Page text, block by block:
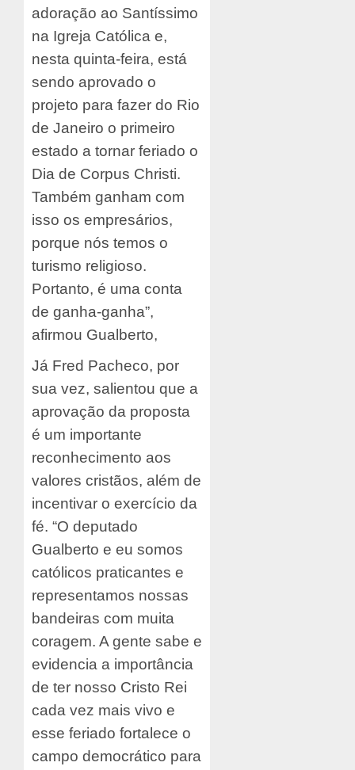
adoração ao Santíssimo
na Igreja Católica e,
nesta quinta-feira, está
sendo aprovado o
projeto para fazer do Rio
de Janeiro o primeiro
estado a tornar feriado o
Dia de Corpus Christi.
Também ganham com
isso os empresários,
porque nós temos o
turismo religioso.
Portanto, é uma conta
de ganha-ganha”,
afirmou Gualberto,
Já Fred Pacheco, por
sua vez, salientou que a
aprovação da proposta
é um importante
reconhecimento aos
valores cristãos, além de
incentivar o exercício da
fé. “O deputado
Gualberto e eu somos
católicos praticantes e
representamos nossas
bandeiras com muita
coragem. A gente sabe e
evidencia a importância
de ter nosso Cristo Rei
cada vez mais vivo e
esse feriado fortalece o
campo democrático para